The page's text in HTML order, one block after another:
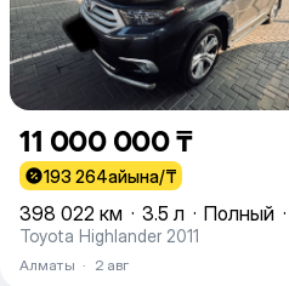
11 000 000 ₸
193 264айына/₸
398 022 км · 3.5 л · Полный ·
Toyota Highlander 2011
Алматы · 2 авг